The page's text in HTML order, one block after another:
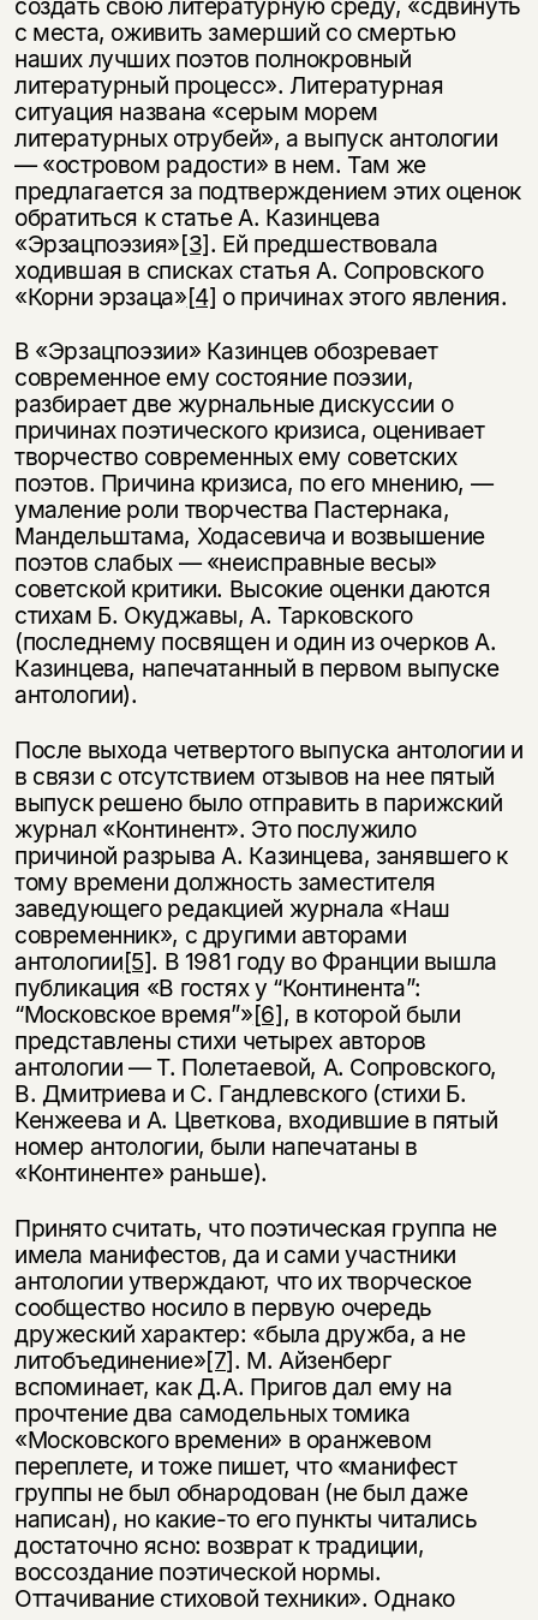
с места, оживить замерший со смертью
наших лучших поэтов полнокровный
литературный процесс». Литературная
ситуация названа «серым морем
литературных отрубей», а выпуск антологии
— «островом радости» в нем. Там же
предлагается за подтверждением этих оценок
обратиться к статье А. Казинцева
«Эрзацпоэзия»[3]. Ей предшествовала
ходившая в списках статья А. Сопровского
«Корни эрзаца»[4] о причинах этого явления.
В «Эрзацпоэзии» Казинцев обозревает
современное ему состояние поэзии,
разбирает две журнальные дискуссии о
причинах поэтического кризиса, оценивает
творчество современных ему советских
поэтов. Причина кризиса, по его мнению, —
умаление роли творчества Пастернака,
Мандельштама, Ходасевича и возвышение
поэтов слабых — «неисправные весы»
советской критики. Высокие оценки даются
стихам Б. Окуджавы, А. Тарковского
(последнему посвящен и один из очерков А.
Казинцева, напечатанный в первом выпуске
антологии).
После выхода четвертого выпуска антологии и
в связи с отсутствием отзывов на нее пятый
выпуск решено было отправить в парижский
журнал «Континент». Это послужило
причиной разрыва А. Казинцева, занявшего к
тому времени должность заместителя
заведующего редакцией журнала «Наш
современник», с другими авторами
антологии[5]. В 1981 году во Франции вышла
публикация «В гостях у “Континента”:
“Московское время”»[6], в которой были
представлены стихи четырех авторов
антологии — Т. Полетаевой, А. Сопровского,
В. Дмитриева и С. Гандлевского (стихи Б.
Кенжеева и А. Цветкова, входившие в пятый
номер антологии, были напечатаны в
«Континенте» раньше).
Принято считать, что поэтическая группа не
имела манифестов, да и сами участники
антологии утверждают, что их творческое
сообщество носило в первую очередь
дружеский характер: «была дружба, а не
литобъединение»[7]. М. Айзенберг
вспоминает, как Д.А. Пригов дал ему на
прочтение два самодельных томика
«Московского времени» в оранжевом
переплете, и тоже пишет, что «манифест
группы не был обнародован (не был даже
написан), но какие-то его пункты читались
достаточно ясно: возврат к традиции,
воссоздание поэтической нормы.
Оттачивание стиховой техники». Однако